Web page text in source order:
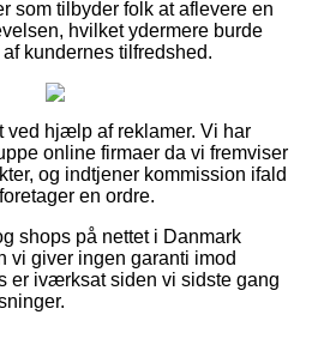
som tilbyder folk at aflevere en
hvilket ydermere burde
kundernes tilfredshed.
ved hjælp af reklamer. Vi har
online firmaer da vi fremviser
og indtjener kommission ifald
en ordre.
shops på nettet i Danmark
vi giver ingen garanti imod
er iværksat siden vi sidste gang